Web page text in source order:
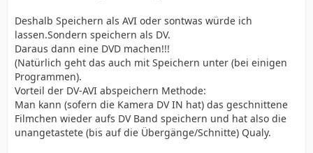
Deshalb Speichern als AVI oder sontwas würde ich
lassen.Sondern speichern als DV.
Daraus dann eine DVD machen!!!
(Natürlich geht das auch mit Speichern unter (bei einigen
Programmen).
Vorteil der DV-AVI abspeichern Methode:
Man kann (sofern die Kamera DV IN hat) das geschnittene
Filmchen wieder aufs DV Band speichern und hat also die
unangetastete (bis auf die Übergänge/Schnitte) Qualy.